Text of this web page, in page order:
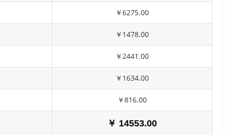
￥6275.00
￥1478.00
￥2441.00
￥1634.00
￥816.00
￥ 14553.00